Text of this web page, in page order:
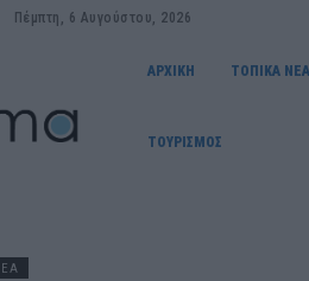
Πέμπτη, 6 Αυγούστου, 2026
ΑΡΧΙΚΗ ΤΟΠΙΚΑ ΝΕΑ
ΤΟΥΡΙΣΜΟΣ